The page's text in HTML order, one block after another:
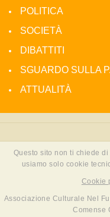
POLITICA
SOCIETÀ
DIBATTITI
SGUARDO SULLA
ATTUALITÀ
Questo sito non ti chiede
usiamo solo cookie
Cookie
Associazione Culturale Nel
Comense